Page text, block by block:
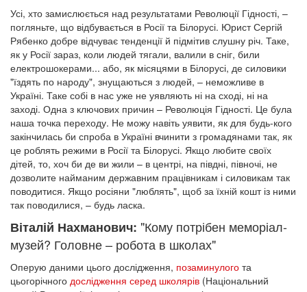
Усі, хто замислюється над результатами Революції Гідності, –
погляньте, що відбувається в Росії та Білорусі. Юрист Сергій
Рябенко добре відчуває тенденції й підмітив слушну річ. Таке,
як у Росії зараз, коли людей тягали, валили в сніг, били
електрошокерами... або, як місяцями в Білорусі, де силовики
"їздять по народу", знущаються з людей, – неможливе в
Україні. Таке собі в нас уже не уявляють ні на сході, ні на
заході. Одна з ключових причин – Революція Гідності. Це була
наша точка переходу. Не можу навіть уявити, як для будь-кого
закінчилась би спроба в Україні вчинити з громадянами так, як
це роблять режими в Росії та Білорусі. Якщо любите своїх
дітей, то, хоч би де ви жили – в центрі, на півдні, півночі, не
дозволите найманим державним працівникам і силовикам так
поводитися. Якщо росіяни "люблять", щоб за їхній кошт із ними
так поводилися, – будь ласка.
Віталій Нахманович: "Кому потрібен меморіал-
музей? Головне – робота в школах"
Оперую даними цього дослідження, позаминулого та
цьогорічного дослідження серед школярів (Національний